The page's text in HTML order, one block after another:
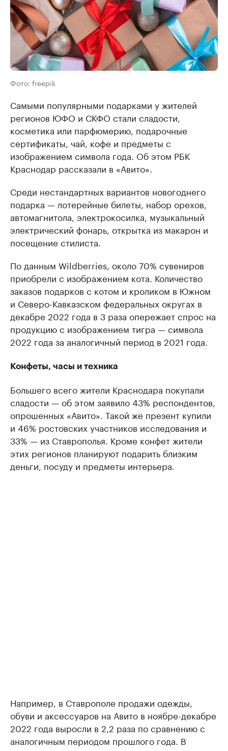
Фото: freepik
Самыми популярными подарками у жителей
регионов ЮФО и СКФО стали сладости,
косметика или парфюмерию, подарочные
сертификаты, чай, кофе и предметы с
изображением символа года. Об этом РБК
Краснодар рассказали в «Авито».
Среди нестандартных вариантов новогоднего
подарка — лотерейные билеты, набор орехов,
автомагнитола, электрокосилка, музыкальный
электрический фонарь, открытка из макарон и
посещение стилиста.
По данным Wildberries, около 70% сувениров
приобрели с изображением кота. Количество
заказов подарков с котом и кроликом в Южном
и Северо-Кавказском федеральных округах в
декабре 2022 года в 3 раза опережает спрос на
продукцию с изображением тигра — символа
2022 года за аналогичный период в 2021 года.
Конфеты, часы и техника
Большего всего жители Краснодара покупали
сладости — об этом заявило 43% респондентов,
опрошенных «Авито». Такой же презент купили
и 46% ростовских участников исследования и
33% — из Ставрополья. Кроме конфет жители
этих регионов планируют подарить близким
деньги, посуду и предметы интерьера.
Например, в Ставрополе продажи одежды,
обуви и аксессуаров на Авито в ноябре-декабре
2022 года выросли в 2,2 раза по сравнению с
аналогичным периодом прошлого года. В